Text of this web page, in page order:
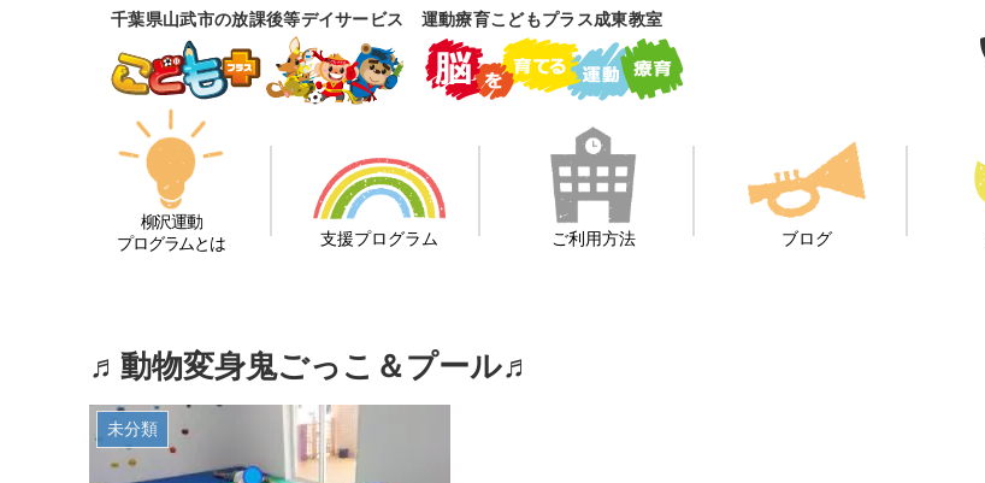
千葉県山武市の放課後等デイサービス 運動療育こどもプラス成東教室
柳沢運動
プログラムとは
支援プログラム ご利用方法 ブログ
♬動物変身鬼ごっこ＆プール♬
未分類